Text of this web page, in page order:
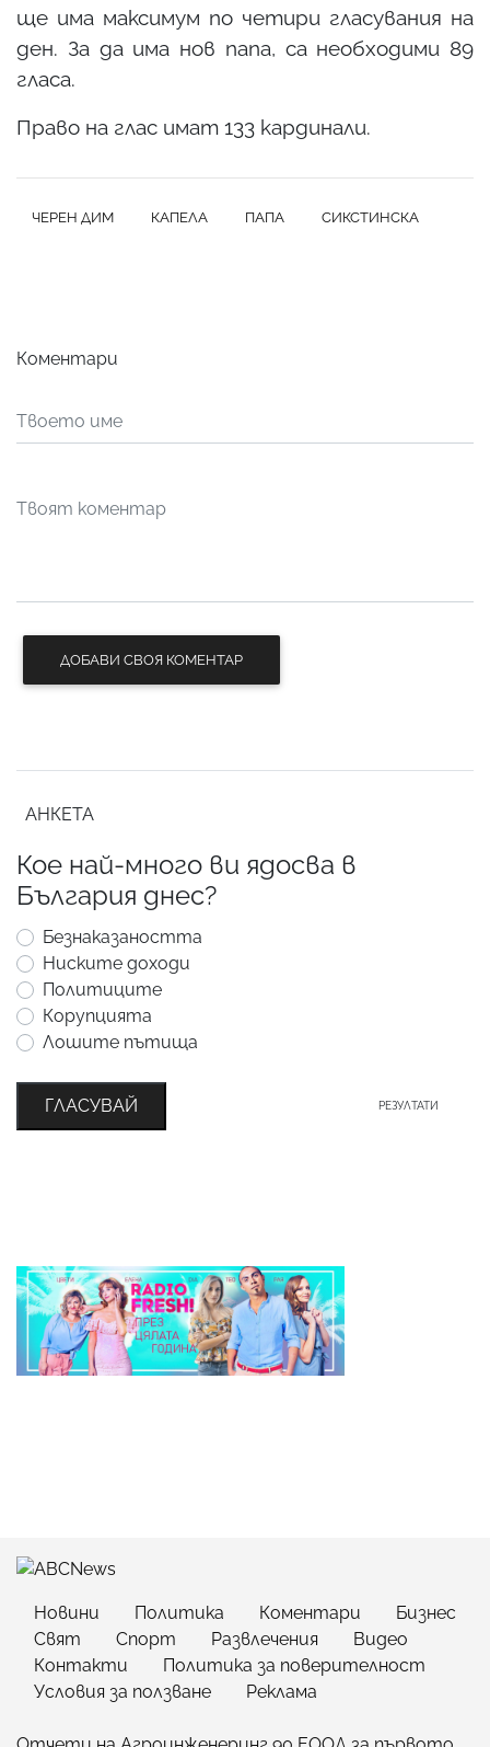
ще има максимум по четири гласувания на
ден. За да има нов папа, са необходими 89
гласа.
Право на глас имат 133 кардинали.
ЧЕРЕН ДИМ КАПЕЛА ПАПА СИКСТИНСКА
Коментари
ДОБАВИ СВОЯ КОМЕНТАР
АНКЕТА
Кое най-много ви ядосва в
България днес?
Безнаказаността
Ниските доходи
Политиците
Корупцията
Лошите пътища
ГЛАСУВАЙ РЕЗУЛТАТИ
Новини Политика Коментари
Бизнес
Свят
Спорт Развлечения
Видео
Контакти
Политика за поверителност
Условия за ползване
Реклама